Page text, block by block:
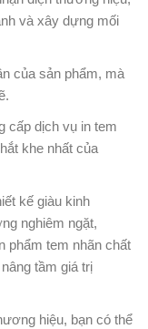
và xây dựng mối
của sản phẩm, mà
cấp dịch vụ in tem
khe nhất của
kế giàu kinh
nghiêm ngặt,
phẩm tem nhãn chất
tầm giá trị
hiệu, bạn có thể